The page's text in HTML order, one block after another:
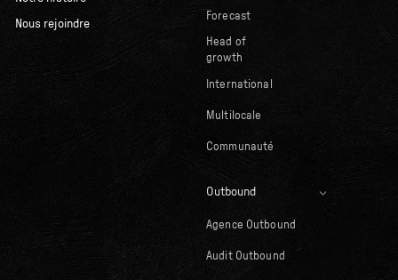
Nous rejoindre
Forecast
Head of
growth
International
Multilocale
Communauté
Outbound
Agence Outbound
Audit Outbound